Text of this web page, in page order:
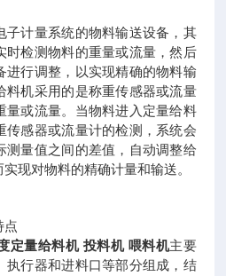
子计量系统的物料输送设备，其
时检测物料的重量或流量，然后
进行调整，以实现精确的物料输
料机采用的是称重传感器或流量
量或流量。当物料进入定量给料
传感器或流量计的检测，系统会
测量值之间的差值，自动调整给
现对物料的精确计量和输送。
点
定量给料机 投料机 喂料机主要
执行器和进料口等部分组成，结